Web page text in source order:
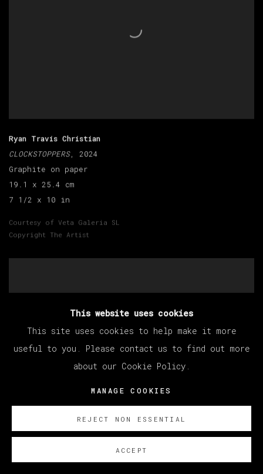
Ryan Travis Christian
CLOCKSTOPPERS, 2024
Graphite on paper
19.1 x 25.4 cm
7 1/2 x 10 in
Courtesy of Veta Galeria SL
Copyright The Artist
This website uses cookies
This site uses cookies to help make it more
useful to you. Please contact us to find out more
about our Cookie Policy.
MANAGE COOKIES
REJECT NON ESSENTIAL
ACCEPT